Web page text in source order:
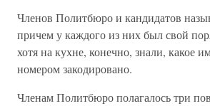
Членов Политбюро и кандидатов
причем у каждого из них был свой
хотя на кухне, конечно, знали, какое
номером закодировано.
Членам Политбюро полагалось три